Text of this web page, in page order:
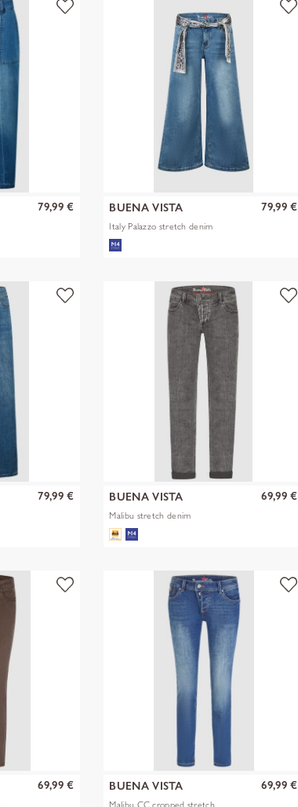
79,99 € BUENA VISTA
Italy Palazzo stretch denim
79,99 €
79,99 € BUENA VISTA
Malibu stretch denim
69,99 €
69,99 € BUENA VISTA
Malibu CC cropped stretch
69,99 €